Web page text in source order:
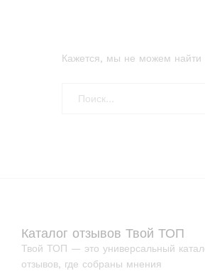
Кажется, мы не можем найти
Каталог отзывов Твой ТОП
Твой ТОП — это универсальный
отзывов, где собраны мнения